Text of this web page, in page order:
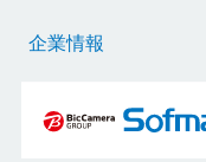
企業情報